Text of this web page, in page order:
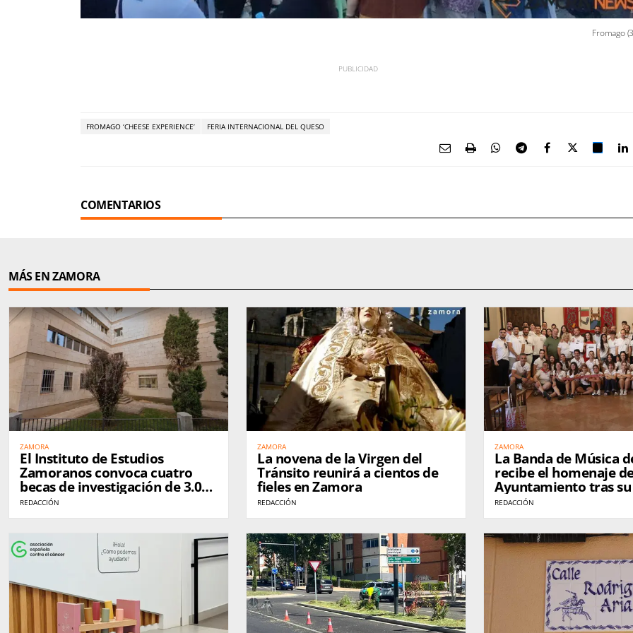
Fromago
FROMAGO ‘CHEESE EXPERIENCE’ FERIA INTERNACIONAL DEL QUESO
COMENTARIOS
MÁS EN ZAMORA
ZAMORA
El Instituto de Estudios
Zamoranos convoca cuatro
becas de investigación de 3.000
euros para proyectos sobre la
provincia de Zamora
REDACCIÓN
ZAMORA
La novena de la Virgen del
Tránsito reunirá a cientos de
fieles en Zamora
REDACCIÓN
ZAMORA
La Banda de Música
recibe el homenaje
Ayuntamiento tras
éxito en el World
Contest de Kerkrade
REDACCIÓN